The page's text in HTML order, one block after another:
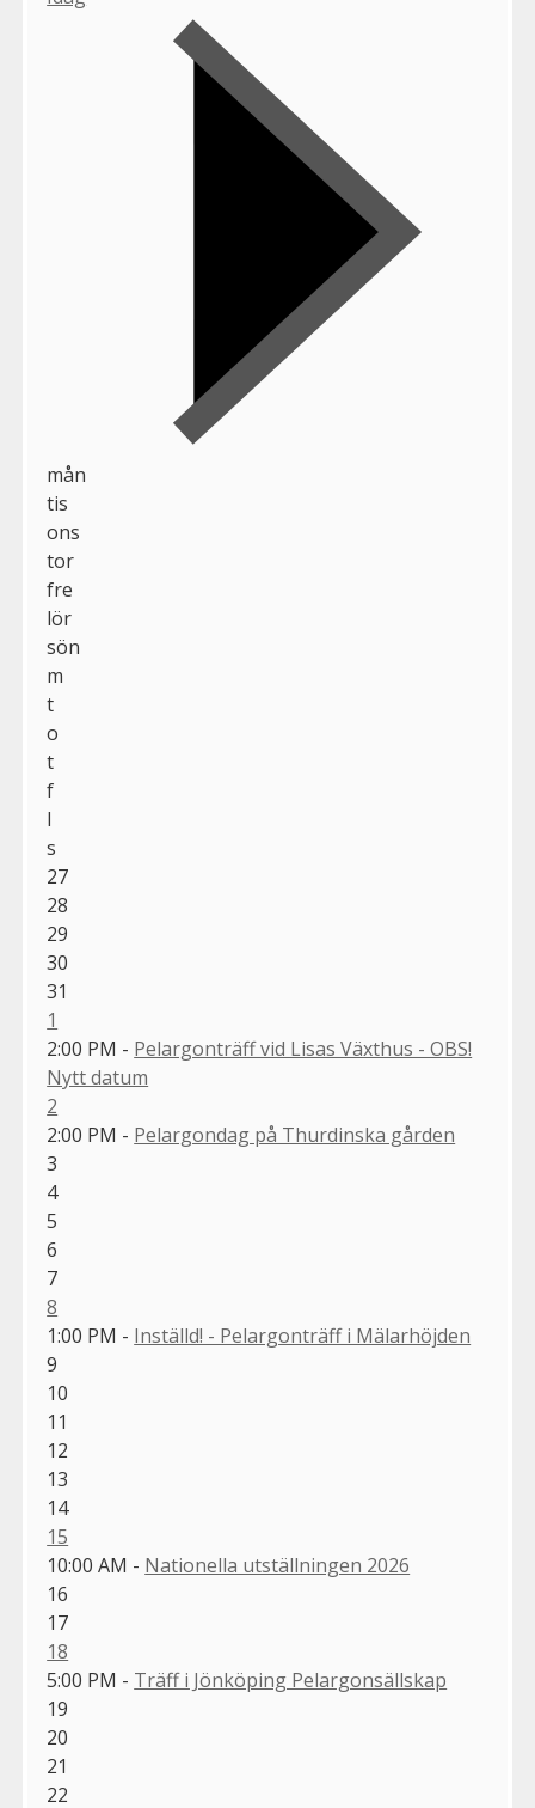
mån
tis
ons
tor
fre
lör
sön
m
t
o
t
f
l
s
27
28
29
30
31
1
2:00 PM - Pelargonträff vid Lisas Växthus - OBS!
Nytt datum
2
2:00 PM - Pelargondag på Thurdinska gården
3
4
5
6
7
8
1:00 PM - Inställd! - Pelargonträff i Mälarhöjden
9
10
11
12
13
14
15
10:00 AM - Nationella utställningen 2026
16
17
18
5:00 PM - Träff i Jönköping Pelargonsällskap
19
20
21
22